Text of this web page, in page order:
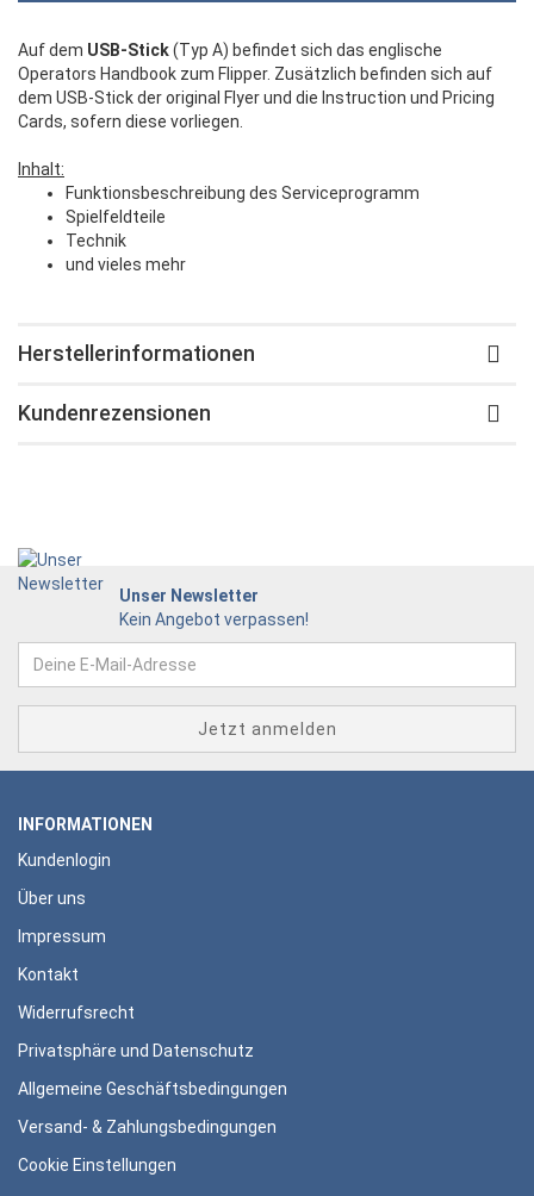
Auf dem USB-Stick(Typ A) befindet sich das englische
Operators Handbook zum Flipper. Zusätzlich befinden sich auf
dem USB-Stick der original Flyer und die Instruction und Pricing
Cards, sofern diese vorliegen.
Inhalt:
Funktionsbeschreibung des Serviceprogramm
Spielfeldteile
Technik
und vieles mehr
Herstellerinformationen
Kundenrezensionen
Unser Newsletter
Kein Angebot verpassen!
INFORMATIONEN
Kundenlogin
Über uns
Impressum
Kontakt
Widerrufsrecht
Privatsphäre und Datenschutz
Allgemeine Geschäftsbedingungen
Versand- & Zahlungsbedingungen
Cookie Einstellungen